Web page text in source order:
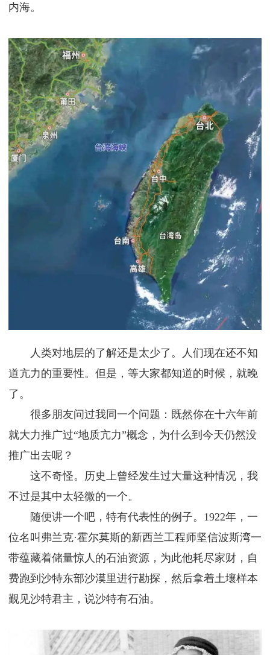
内海。
人类对地层的了解还是太少了。人们现在还不知
道亢力的重要性。但是，等大家都知道的时候，就晚
了。
很多朋友问过我同一个问题：既然你在十六年前
就大力推广过“地质亢力”概念，为什么到今天仍然没
推广出去呢？
这不奇怪。历史上曾经发生过大量这种情况，我
不过是其中太轻微的一个。
随便讲一个吧，特有代表性的例子。1922年，一
位名叫弗兰克·霍尔莫斯的新西兰工程师坚信波斯湾一
带蕴藏着储量惊人的石油资源，为此他耗尽家财，自
费跑到沙特东部沙漠里进行勘探，然后拿着土壤样本
觐见沙特君主，说沙特有石油。